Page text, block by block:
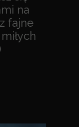
na
fajne